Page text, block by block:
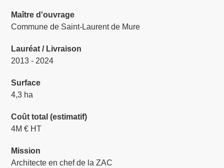
Maître d'ouvrage
Commune de Saint-Laurent de Mure
Lauréat / Livraison
2013 - 2024
Surface
4,3 ha
Coût total (estimatif)
4M € HT
Mission
Architecte en chef de la ZAC